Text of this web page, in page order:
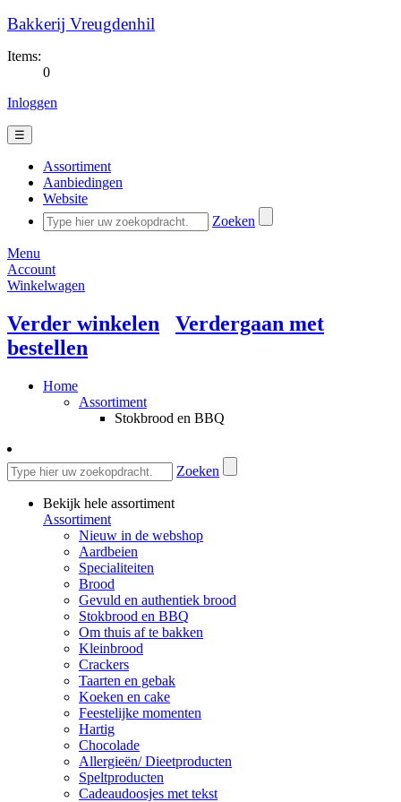
Bakkerij Vreugdenhil
Items:
0
Inloggen
☰
Assortiment
Aanbiedingen
Website
Zoeken
Menu
Account
Winkelwagen
Verder winkelen
Verdergaan met
bestellen
Home
Assortiment
Stokbrood en BBQ
Zoeken
Bekijk hele assortiment
Assortiment
Nieuw in de webshop
Aardbeien
Specialiteiten
Brood
Gevuld en authentiek brood
Stokbrood en BBQ
Om thuis af te bakken
Kleinbrood
Crackers
Taarten en gebak
Koeken en cake
Feestelijke momenten
Hartig
Chocolade
Allergieën/ Dieetproducten
Speltproducten
Cadeaudoosjes met tekst